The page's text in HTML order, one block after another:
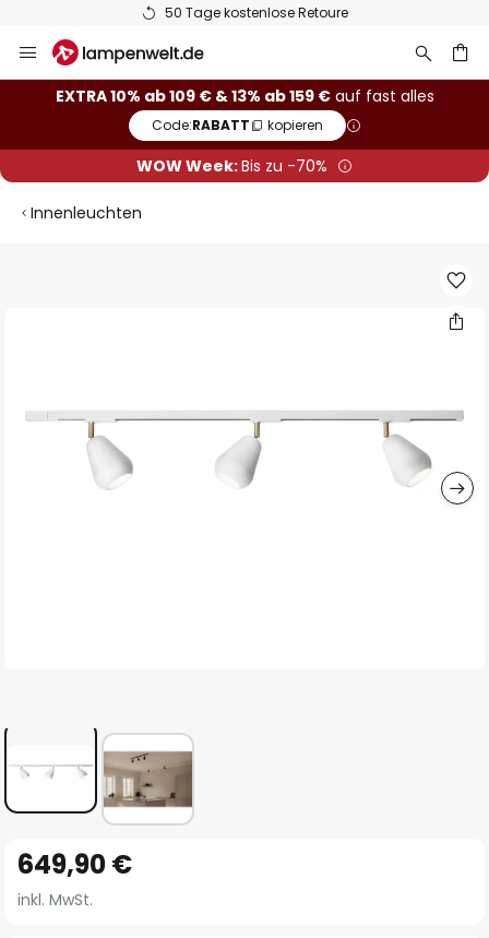
50 Tage kostenlose Retoure
Inhalt
springen
EXTRA 10% ab 109 € & 13% ab 159 €auf fast alles
Code:RABATT kopieren
WOW Week:Bis zu -70%
Innenleuchten
Anfang
der
649,90 €
inkl. MwSt.